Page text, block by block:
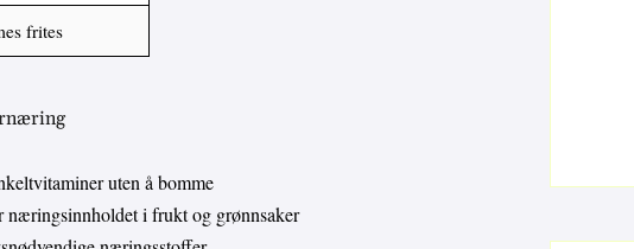
frites
uten å bomme
i frukt og grønnsaker